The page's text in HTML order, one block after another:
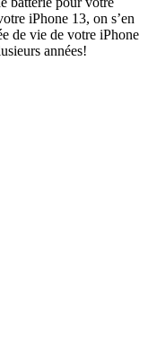
iPhone 13, on s’en
de vie de votre iPhone
années!